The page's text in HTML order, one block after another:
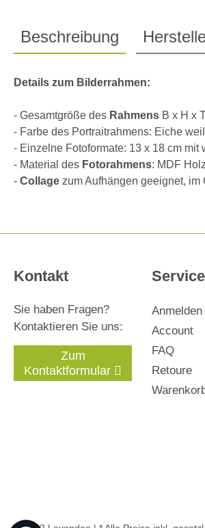
Beschreibung
Details zum Bilderrahmen:
- Gesamtgröße des Rahmens B x H x
- Farbe des Portraitrahmens: Eiche
- Einzelne Fotoformate: 13 x 18 cm
- Material des Fotorahmens: MDF
- Collage zum Aufhängen geeignet, im
Kontakt
Sie haben Fragen?
Kontaktieren Sie uns:
Zum
Kontaktformular
Service
Anmelden
Account
FAQ
Retoure